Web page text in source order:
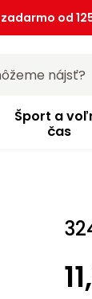
od
Šport a
čas